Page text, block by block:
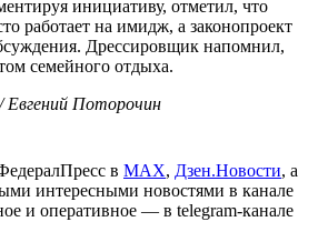
инициативу, отметил, что
работает на имидж, а законопроект
Дрессировщик напомнил,
семейного отдыха.
Поторочин
в МАХ, Дзен.Новости, а
интересными новостями в канале
и оперативное — в telegram-канале